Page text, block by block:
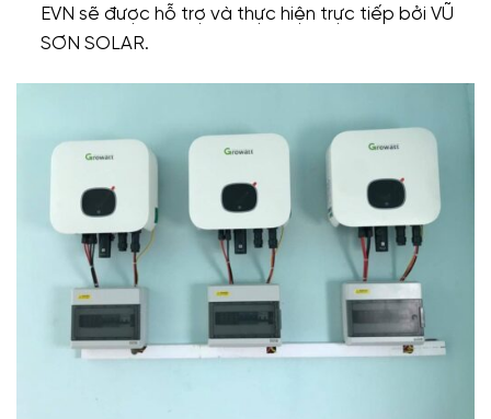
EVN sẽ được hỗ trợ và thực hiện trực tiếp bởi VŨ
SƠN SOLAR.